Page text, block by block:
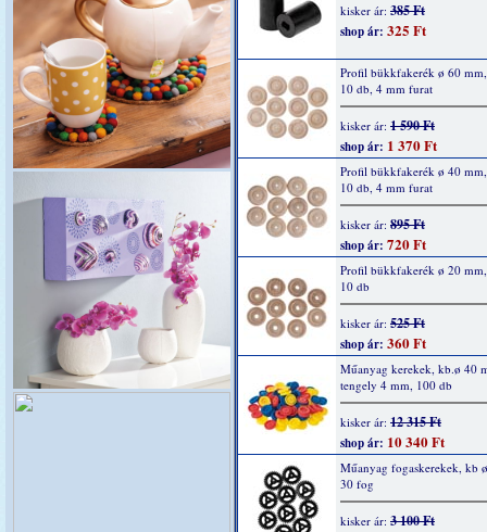
kisker ár: 385 Ft
shop ár: 325 Ft
Profil bükkfakerék ø 60
10 db, 4 mm furat
kisker ár: 1 590 Ft
shop ár: 1 370 Ft
Profil bükkfakerék ø 40
10 db, 4 mm furat
kisker ár: 895 Ft
shop ár: 720 Ft
Profil bükkfakerék ø 20
10 db
kisker ár: 525 Ft
shop ár: 360 Ft
Műanyag kerekek, kb.ø 40
tengely 4 mm, 100 db
kisker ár: 12 315 Ft
shop ár: 10 340 Ft
Műanyag fogaskerekek, kb
30 fog
kisker ár: 3 100 Ft